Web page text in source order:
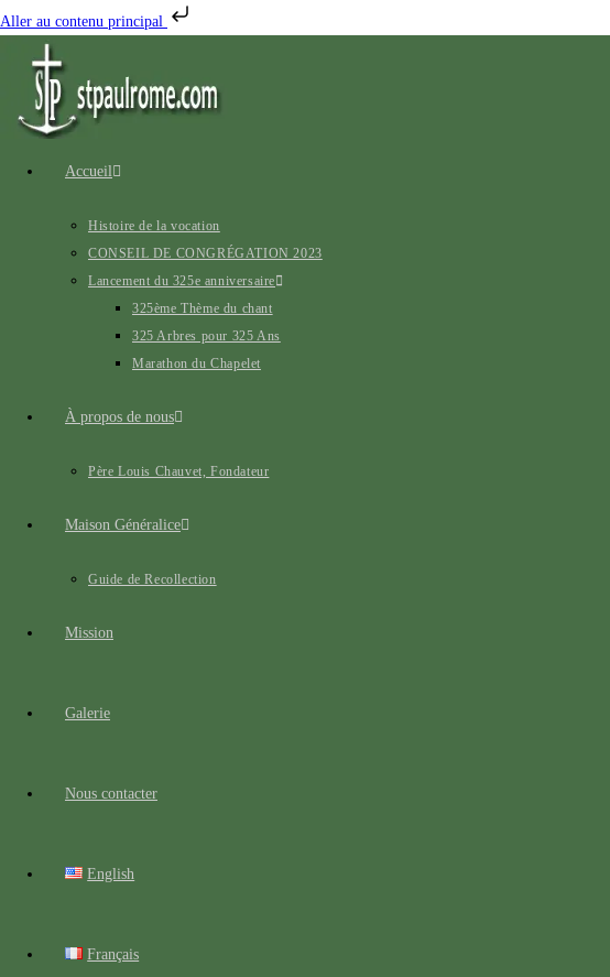
Aller au contenu principal
Accueil
Histoire de la vocation
CONSEIL DE CONGRÉGATION 2023
Lancement du 325e anniversaire
325ème Thème du chant
325 Arbres pour 325 Ans
Marathon du Chapelet
À propos de nous
Père Louis Chauvet, Fondateur
Maison Généralice
Guide de Recollection
Mission
Galerie
Nous contacter
English
Français